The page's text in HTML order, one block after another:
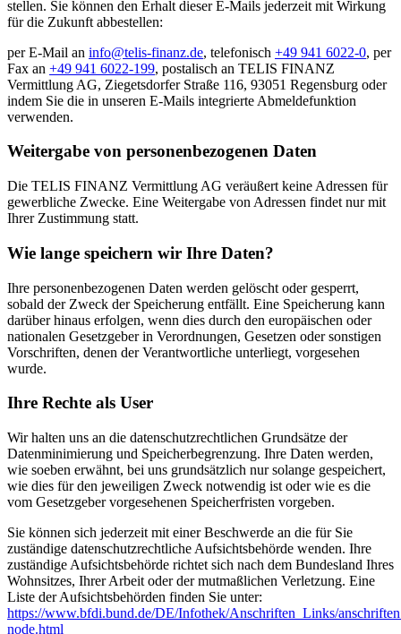
stellen. Sie können den Erhalt dieser E-Mails jederzeit mit Wirkung
für die Zukunft abbestellen:
per E-Mail an info@telis-finanz.de, telefonisch +49 941 6022-0, per
Fax an +49 941 6022-199, postalisch an TELIS FINANZ
Vermittlung AG, Ziegetsdorfer Straße 116, 93051 Regensburg oder
indem Sie die in unseren E-Mails integrierte Abmeldefunktion
verwenden.
Weitergabe von personenbezogenen Daten
Die TELIS FINANZ Vermittlung AG veräußert keine Adressen für
gewerbliche Zwecke. Eine Weitergabe von Adressen findet nur mit
Ihrer Zustimmung statt.
Wie lange speichern wir Ihre Daten?
Ihre personenbezogenen Daten werden gelöscht oder gesperrt,
sobald der Zweck der Speicherung entfällt. Eine Speicherung kann
darüber hinaus erfolgen, wenn dies durch den europäischen oder
nationalen Gesetzgeber in Verordnungen, Gesetzen oder sonstigen
Vorschriften, denen der Verantwortliche unterliegt, vorgesehen
wurde.
Ihre Rechte als User
Wir halten uns an die datenschutzrechtlichen Grundsätze der
Datenminimierung und Speicherbegrenzung. Ihre Daten werden,
wie soeben erwähnt, bei uns grundsätzlich nur solange gespeichert,
wie dies für den jeweiligen Zweck notwendig ist oder wie es die
vom Gesetzgeber vorgesehenen Speicherfristen vorgeben.
Sie können sich jederzeit mit einer Beschwerde an die für Sie
zuständige datenschutzrechtliche Aufsichtsbehörde wenden. Ihre
zuständige Aufsichtsbehörde richtet sich nach dem Bundesland Ihres
Wohnsitzes, Ihrer Arbeit oder der mutmaßlichen Verletzung. Eine
Liste der Aufsichtsbehörden finden Sie unter:
https://www.bfdi.bund.de/DE/Infothek/Anschriften_Links/
node.html